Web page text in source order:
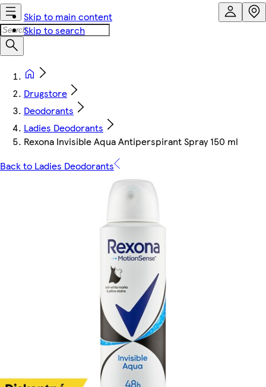
Skip to main content
Skip to search
Drugstore
Deodorants
Ladies Deodorants
Rexona Invisible Aqua Antiperspirant Spray 150 ml
Back to Ladies Deodorants